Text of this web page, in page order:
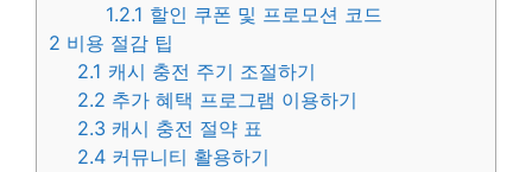
1.2.1 할인 쿠폰 및 프로모션 코드
2 비용 절감 팁
2.1 캐시 충전 주기 조절하기
2.2 추가 혜택 프로그램 이용하기
2.3 캐시 충전 절약 표
2.4 커뮤니티 활용하기